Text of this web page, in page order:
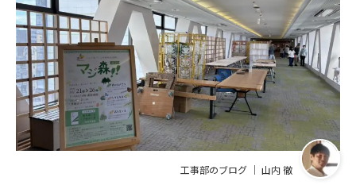
工事部のブログ ｜ 山内 徹